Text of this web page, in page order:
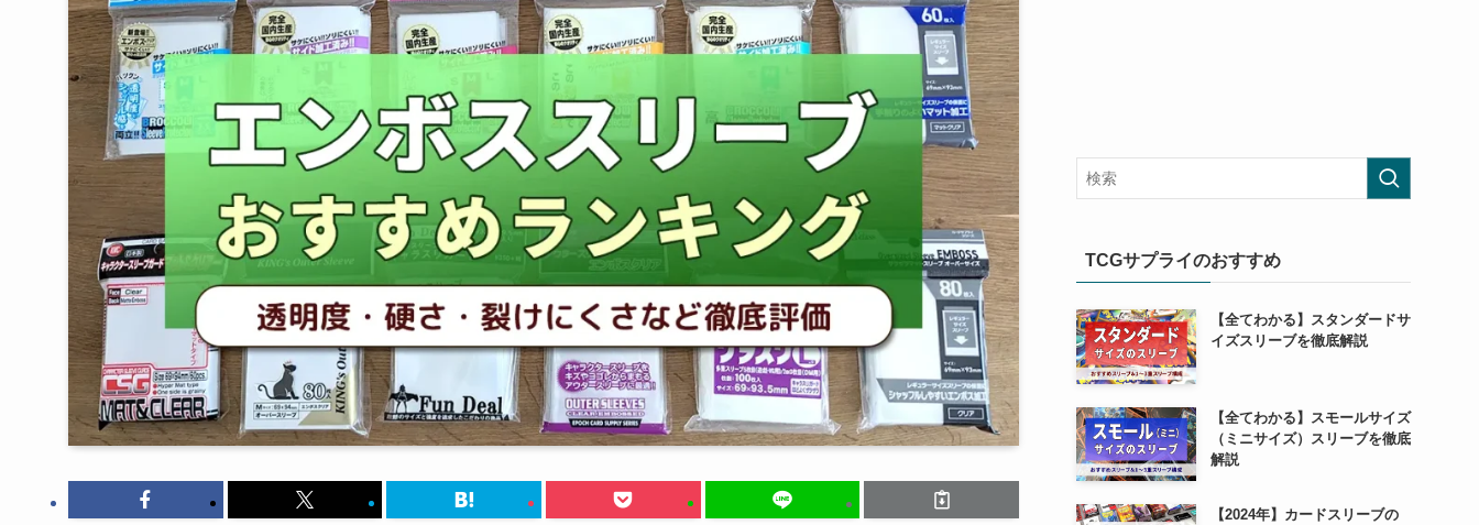
TCGサプライのおすすめ
【全てわかる】スタンダードサ
イズスリーブを徹底解説
【全てわかる】スモールサイズ
（ミニサイズ）スリーブを徹底
解説
【2024年】カードスリーブの